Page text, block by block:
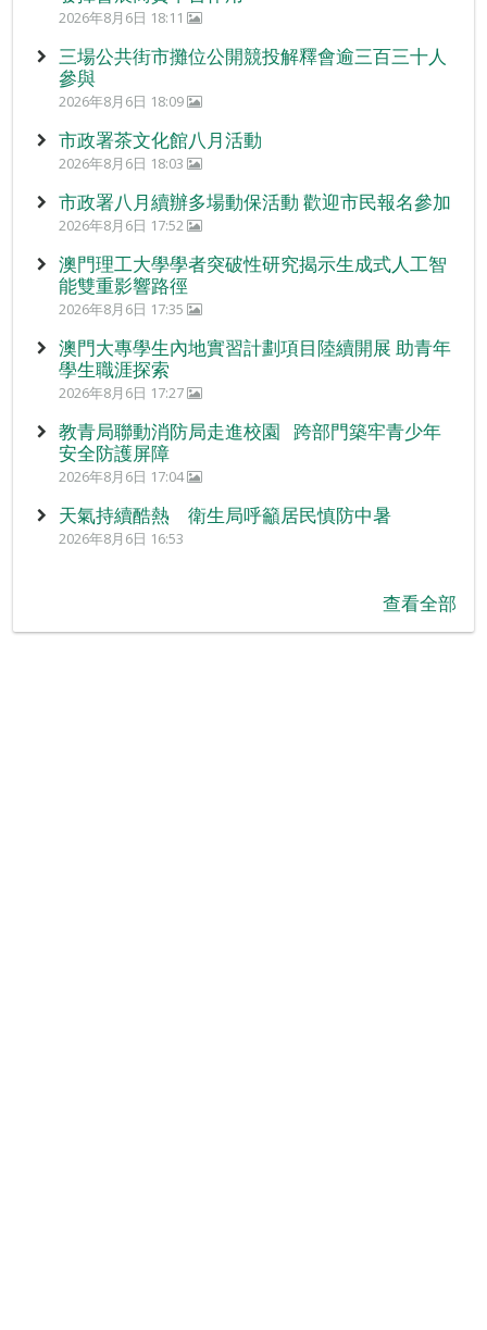
2026年8月6日 18:11
三場公共街市攤位公開競投解釋會逾三百三十人
參與
2026年8月6日 18:09
市政署茶文化館八月活動
2026年8月6日 18:03
市政署八月續辦多場動保活動 歡迎市民報名參加
2026年8月6日 17:52
澳門理工大學學者突破性研究揭示生成式人工智
能雙重影響路徑
2026年8月6日 17:35
澳門大專學生內地實習計劃項目陸續開展 助青年
學生職涯探索
2026年8月6日 17:27
教青局聯動消防局走進校園 跨部門築牢青少年
安全防護屏障
2026年8月6日 17:04
天氣持續酷熱 衛生局呼籲居民慎防中暑
2026年8月6日 16:53
查看全部